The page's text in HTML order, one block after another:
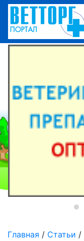
Главная / Статьи /